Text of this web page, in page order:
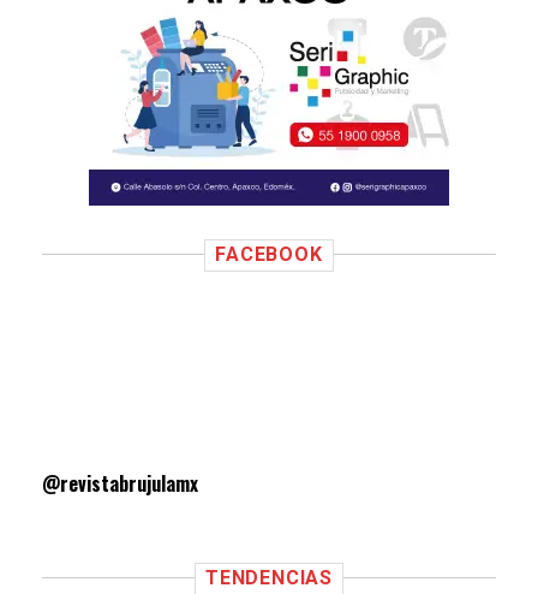
FACEBOOK
@revistabrujulamx
TENDENCIAS